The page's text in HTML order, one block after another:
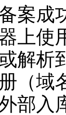
案成
上使
解析
（域
部入